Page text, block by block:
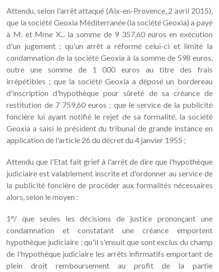
Attendu, selon l'arrêt attaqué (Aix-en-Provence, 2 avril 2015),
que la société Geoxia Méditerranée (la société Geoxia) a payé
à M. et Mme X... la somme de 9 357,60 euros en exécution
d'un jugement ; qu'un arrêt a réformé celui-ci et limité la
condamnation de la société Geoxia à la somme de 598 euros,
outre une somme de 1 000 euros au titre des frais
irrépétibles ; que la société Geoxia a déposé un bordereau
d'inscription d'hypothèque pour sûreté de sa créance de
restitution de 7 759,60 euros ; que le service de la publicité
foncière lui ayant notifié le rejet de sa formalité, la société
Geoxia a saisi le président du tribunal de grande instance en
application de l'article 26 du décret du 4 janvier 1955 ;
Attendu que l'Etat fait grief à l'arrêt de dire que l'hypothèque
judiciaire est valablement inscrite et d'ordonner au service de
la publicité foncière de procéder aux formalités nécessaires
alors, selon le moyen :
1°/ que seules les décisions de justice prononçant une
condamnation et constatant une créance emportent
hypothèque judiciaire ; qu'il s'ensuit que sont exclus du champ
de l'hypothèque judiciaire les arrêts infirmatifs emportant de
plein droit remboursement au profit de la partie